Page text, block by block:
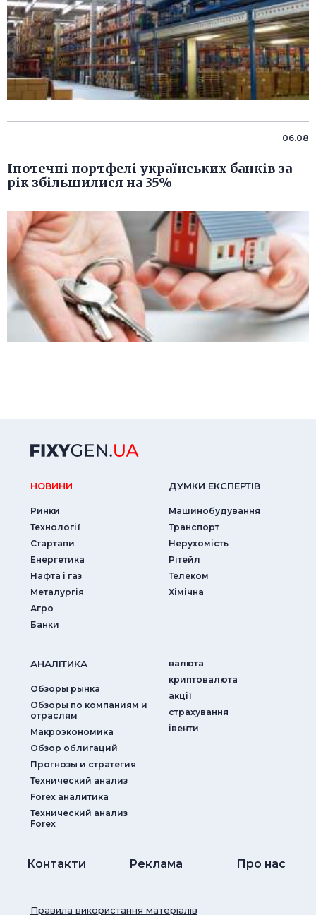
06.08
Іпотечні портфелі українських банків за
рік збільшилися на 35%
НОВИНИ
Ринки
Технології
Стартапи
Енергетика
Нафта і газ
Металургія
Агро
Банки
ДУМКИ ЕКСПЕРТIВ
Машинобудування
Транспорт
Нерухомість
Рітейл
Телеком
Хімічна
АНАЛIТИКА
Обзоры рынка
Обзоры по компаниям и
отраслям
Макроэкономика
Обзор облигаций
Прогнозы и стратегия
Технический анализ
Forex аналитика
Технический анализ
Forex
валюта
криптовалюта
акції
страхування
iвенти
Контакти Реклама Про нас
Правила використання матеріалів